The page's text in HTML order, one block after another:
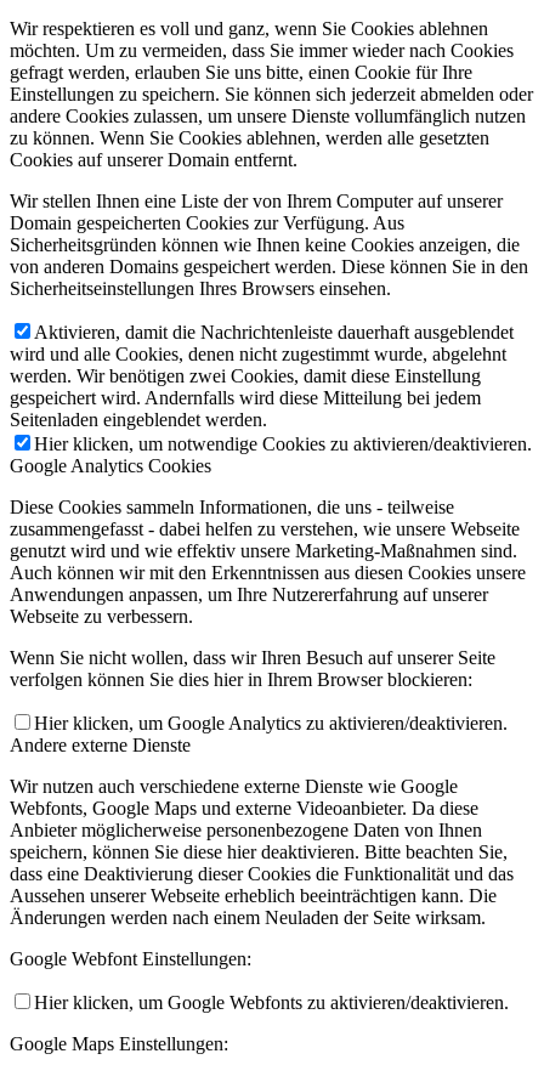
Wir respektieren es voll und ganz, wenn Sie Cookies ablehnen
möchten. Um zu vermeiden, dass Sie immer wieder nach Cookies
gefragt werden, erlauben Sie uns bitte, einen Cookie für Ihre
Einstellungen zu speichern. Sie können sich jederzeit abmelden oder
andere Cookies zulassen, um unsere Dienste vollumfänglich nutzen
zu können. Wenn Sie Cookies ablehnen, werden alle gesetzten
Cookies auf unserer Domain entfernt.
Wir stellen Ihnen eine Liste der von Ihrem Computer auf unserer
Domain gespeicherten Cookies zur Verfügung. Aus
Sicherheitsgründen können wie Ihnen keine Cookies anzeigen, die
von anderen Domains gespeichert werden. Diese können Sie in den
Sicherheitseinstellungen Ihres Browsers einsehen.
Aktivieren, damit die Nachrichtenleiste dauerhaft ausgeblendet
wird und alle Cookies, denen nicht zugestimmt wurde, abgelehnt
werden. Wir benötigen zwei Cookies, damit diese Einstellung
gespeichert wird. Andernfalls wird diese Mitteilung bei jedem
Seitenladen eingeblendet werden.
Hier klicken, um notwendige Cookies zu aktivieren/deaktivieren.
Google Analytics Cookies
Diese Cookies sammeln Informationen, die uns - teilweise
zusammengefasst - dabei helfen zu verstehen, wie unsere Webseite
genutzt wird und wie effektiv unsere Marketing-Maßnahmen sind.
Auch können wir mit den Erkenntnissen aus diesen Cookies unsere
Anwendungen anpassen, um Ihre Nutzererfahrung auf unserer
Webseite zu verbessern.
Wenn Sie nicht wollen, dass wir Ihren Besuch auf unserer Seite
verfolgen können Sie dies hier in Ihrem Browser blockieren:
Hier klicken, um Google Analytics zu aktivieren/deaktivieren.
Andere externe Dienste
Wir nutzen auch verschiedene externe Dienste wie Google
Webfonts, Google Maps und externe Videoanbieter. Da diese
Anbieter möglicherweise personenbezogene Daten von Ihnen
speichern, können Sie diese hier deaktivieren. Bitte beachten Sie,
dass eine Deaktivierung dieser Cookies die Funktionalität und das
Aussehen unserer Webseite erheblich beeinträchtigen kann. Die
Änderungen werden nach einem Neuladen der Seite wirksam.
Google Webfont Einstellungen:
Hier klicken, um Google Webfonts zu aktivieren/deaktivieren.
Google Maps Einstellungen: